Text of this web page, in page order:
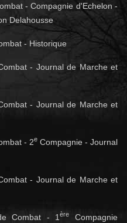
- Compagnie d'Echelon -
Delahousse
- Historique
- Journal de Marche et
- Journal de Marche et
- 2e Compagnie - Journal
- Journal de Marche et
Combat - 1ère Compagnie